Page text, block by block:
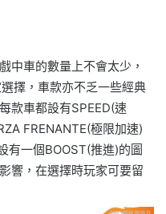
中車的數量上不會太少，
擇，車款亦不乏一些經典
款車都設有SPEED(速
FRENANTE(極限加速)
有一個BOOST(推進)的圖
響，在選擇時玩家可要留